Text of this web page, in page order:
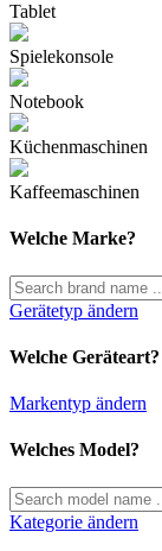
Tablet
Spielekonsole
Notebook
Küchenmaschinen
Kaffeemaschinen
Welche Marke?
Gerätetyp ändern
Welche Geräteart?
Markentyp ändern
Welches Model?
Kategorie ändern